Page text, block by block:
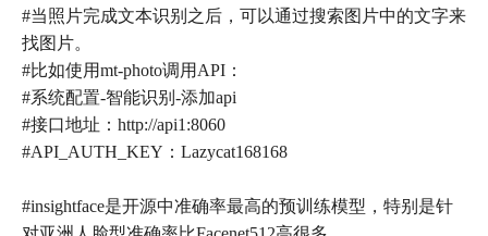
#当照片完成文本识别之后，可以通过搜索图片中的文字来
找图片。
#比如使用mt-photo调用API：
#系统配置-智能识别-添加api
#接口地址：http://api1:8060
#API_AUTH_KEY：Lazycat168168
#insightface是开源中准确率最高的预训练模型，特别是针